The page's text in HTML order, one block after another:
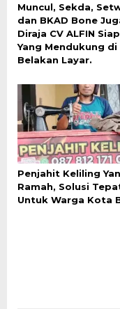
Muncul, Sekda,
dan BKAD Bone
Diraja CV ALFIN
Yang Mendukung di
Belakan Layar.
Penjahit Keliling
Ramah, Solusi
Untuk Warga Kota